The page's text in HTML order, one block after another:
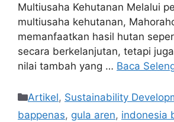
Multiusaha Kehutanan Melalui
multiusaha kehutanan,
memanfaatkan hasil hutan
secara berkelanjutan, tetapi
nilai tambah yang … Baca
Artikel, Sustainability
bappenas, gula aren, indonesia